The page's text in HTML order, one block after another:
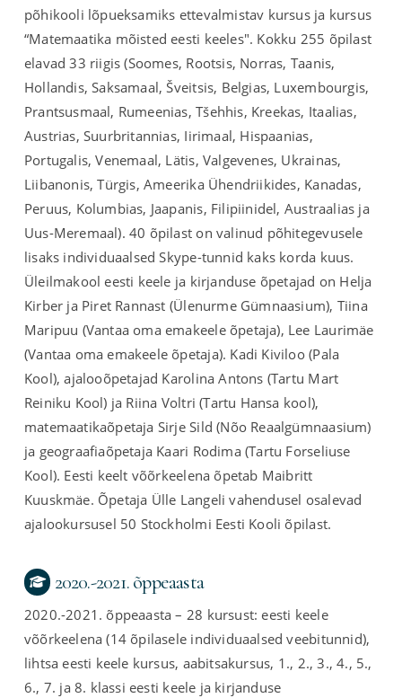
põhikooli lõpueksamiks ettevalmistav kursus ja kursus
“Matemaatika mõisted eesti keeles". Kokku 255 õpilast
elavad 33 riigis (Soomes, Rootsis, Norras, Taanis,
Hollandis, Saksamaal, Šveitsis, Belgias, Luxembourgis,
Prantsusmaal, Rumeenias, Tšehhis, Kreekas, Itaalias,
Austrias, Suurbritannias, Iirimaal, Hispaanias,
Portugalis, Venemaal, Lätis, Valgevenes, Ukrainas,
Liibanonis, Türgis, Ameerika Ühendriikides, Kanadas,
Peruus, Kolumbias, Jaapanis, Filipiinidel, Austraalias ja
Uus-Meremaal). 40 õpilast on valinud põhitegevusele
lisaks individuaalsed Skype-tunnid kaks korda kuus.
Üleilmakool eesti keele ja kirjanduse õpetajad on Helja
Kirber ja Piret Rannast (Ülenurme Gümnaasium), Tiina
Maripuu (Vantaa oma emakeele õpetaja), Lee Laurimäe
(Vantaa oma emakeele õpetaja). Kadi Kiviloo (Pala
Kool), ajalooõpetajad Karolina Antons (Tartu Mart
Reiniku Kool) ja Riina Voltri (Tartu Hansa kool),
matemaatikaõpetaja Sirje Sild (Nõo Reaalgümnaasium)
ja geograafiaõpetaja Kaari Rodima (Tartu Forseliuse
Kool). Eesti keelt võõrkeelena õpetab Maibritt
Kuuskmäe. Õpetaja Ülle Langeli vahendusel osalevad
ajalookursusel 50 Stockholmi Eesti Kooli õpilast.
2020.-2021. õppeaasta
2020.-2021. õppeaasta – 28 kursust: eesti keele
võõrkeelena (14 õpilasele individuaalsed veebitunnid),
lihtsa eesti keele kursus, aabitsakursus, 1., 2., 3., 4., 5.,
6., 7. ja 8. klassi eesti keele ja kirjanduse